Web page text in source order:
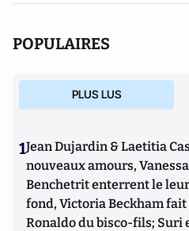
POPULAIRES
PLUS LUS
1Jean Dujardin & Laetitia
nouveaux amours,
Benchetrit enterrent le
fond, Victoria Beckham
Ronaldo du bisco-fils; Suri